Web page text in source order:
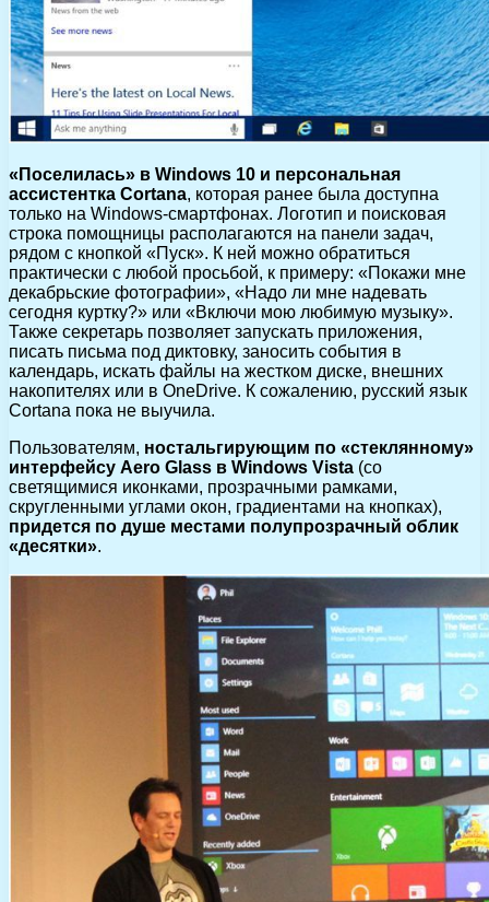
«Поселилась» в Windows 10 и персональная
ассистентка Cortana, которая ранее была доступна
только на Windows-смартфонах. Логотип и поисковая
строка помощницы располагаются на панели задач,
рядом с кнопкой «Пуск». К ней можно обратиться
практически с любой просьбой, к примеру: «Покажи мне
декабрьские фотографии», «Надо ли мне надевать
сегодня куртку?» или «Включи мою любимую музыку».
Также секретарь позволяет запускать приложения,
писать письма под диктовку, заносить события в
календарь, искать файлы на жестком диске, внешних
накопителях или в OneDrive. К сожалению, русский язык
Cortana пока не выучила.
Пользователям, ностальгирующим по «стеклянному»
интерфейсу Aero Glass в Windows Vista (со
светящимися иконками, прозрачными рамками,
скругленными углами окон, градиентами на кнопках),
придется по душе местами полупрозрачный облик
«десятки».